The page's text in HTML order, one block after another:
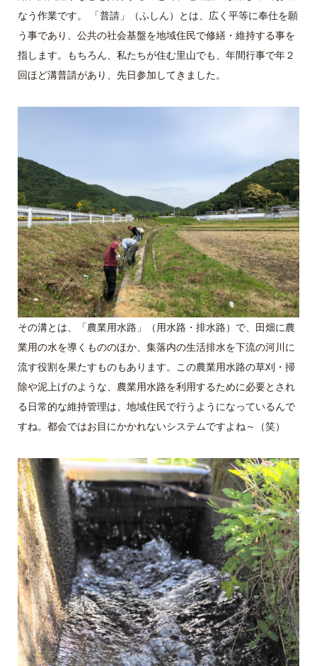
なう作業です。 「普請」（ふしん）とは、広く平等に奉仕を願
う事であり、公共の社会基盤を地域住民で修繕・維持する事を
指します。もちろん、私たちが住む里山でも、年間行事で年２
回ほど溝普請があり、先日参加してきました。
その溝とは、「農業用水路」（用水路・排水路）で、田畑に農
業用の水を導くもののほか、集落内の生活排水を下流の河川に
流す役割を果たすものもあります。この農業用水路の草刈・掃
除や泥上げのような、農業用水路を利用するために必要とされ
る日常的な維持管理は、地域住民で行うようになっているんで
すね。都会ではお目にかかれないシステムですよね～（笑）